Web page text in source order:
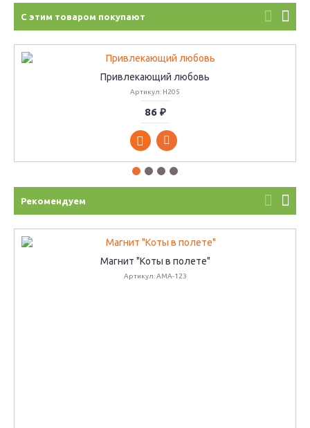
С этим товаром покупают
Привлекающий любовь
Артикул: H205
86 ₽
Рекомендуем
Магнит "Коты в полете"
Артикул: АМА-123